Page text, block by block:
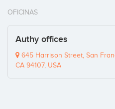
OFICINAS
Authy offices
645 Harrison Street, San
CA 94107, USA